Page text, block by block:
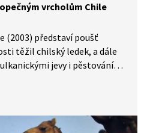
vrcholům Chile
(2003) představí poušť
těžil chilský ledek, a dále
jevy i pěstování